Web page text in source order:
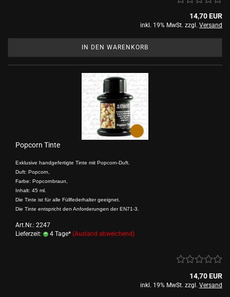
14,70 EUR
inkl. 19% MwSt. zzgl. Versand
IN DEN WARENKORB
Popcorn Tinte
Exklusive handgefertigte Tinte mit Popcorn-Duft.
Duft: Popcorn,
Farbe: Popcornbraun,
Inhalt: 45 ml.
Die Tinte ist für alle Füllfederhalter geeignet.
Die Tinte entspricht den Anforderungen der EN71-3.
Art.Nr.: 2247
Lieferzeit:
4 Tage* (Ausland abweichend)
14,70 EUR
inkl. 19% MwSt. zzgl. Versand